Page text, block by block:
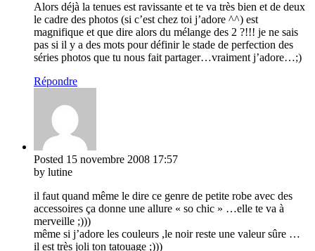
Alors déjà la tenues est ravissante et te va très bien et de deux
le cadre des photos (si c’est chez toi j’adore ^^) est
magnifique et que dire alors du mélange des 2 ?!!! je ne sais
pas si il y a des mots pour définir le stade de perfection des
séries photos que tu nous fait partager…vraiment j’adore…;)
Répondre
Posted 15 novembre 2008 17:57
by lutine
il faut quand même le dire ce genre de petite robe avec des
accessoires ça donne une allure « so chic » …elle te va à
merveille ;)))
même si j’adore les couleurs ,le noir reste une valeur sûre …
il est très joli ton tatouage ;)))